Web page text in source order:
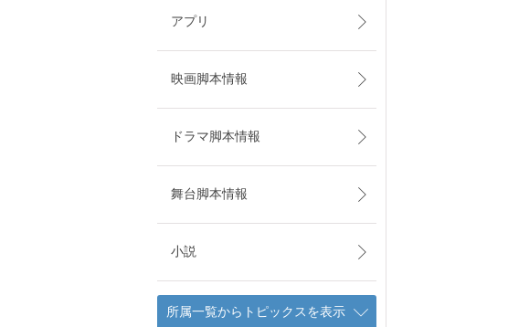
アプリ
映画脚本情報
ドラマ脚本情報
舞台脚本情報
小説
所属一覧からトピックスを表示